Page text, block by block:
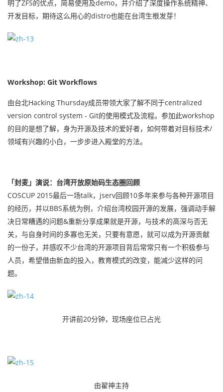
明了ZFS的优点，简易使用及demo，并介绍了深度操作系统精神、
开发目标，期待这么用心的distro也能在台湾生根发芽！
Workshop: Git Workflows
由台北Hacking Thursday成员带领大家了解不同于centralized
version control system - Git的使用模式及流程。参加此workshop
的目的是想了解，身为开源及技术的爱好者，如何带着对目标技术/
领域有兴趣的小白，一步步进入殿堂的方法。
「封麦」演说：台湾开放原始码生态圈回顾
COSCUP 2015最后一场talk，jserv回顾10多年来参与各种开源项目
的经历，并以BBS系统为例，介绍台湾校园开源的发展，强调动手解
决日常糟遇的问题&重新分享成果就是开源，与技术的高深与否无
关，与自身时间的多寡也无关，只要有意愿，就可以成为开源贡献
的一份子，并感叹不少台湾的开源项目背后常常只有一个积极参与
人员，希望借由新血的投入，教育模式的改变，能减少这样的问
题。
开讲前20分钟，现场座位已占光
由翟神主持